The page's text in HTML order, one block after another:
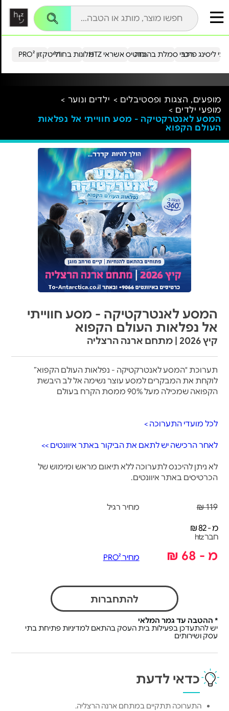
הייטקזון PRO²מלונות בחו"ל כרטיס אשראי HTZ ליסינג פרטירכבי סמלת בהנחה
מופעים, הצגות ופסטיבלים > ילדים ונוער >
מופעי ילדים >
המסע לאנטרקטיקה - מסע חווייתי אל נפלאות
העולם הקפוא
המסע לאנטרקטיקה - מסע חווייתי
אל נפלאות העולם הקפוא
קיץ 2026 | מתחם ארנה הרצליה
תערוכת "המסע לאנטרקטיקה - נפלאות העולם הקפוא”
לוקחת את המבקרים למסע עוצר נשימה אל לב היבשת
הקפואה שמכילה מעל 90% ממסת הקרח בעולם
לכל מועדי התערוכה >
לאחר הרכישה יש לתאם את הביקור באתר איוונטים >>
לא ניתן להיכנס לתערוכה ללא תיאום מראש ומימוש של
הכרטיסים באתר איוונטים.
119 ₪ מחיר רגיל
מ - 82 ₪
חבר htz
מ - 68 ₪ מחיר PRO²
להתחברות
* ההטבה עד גמר המלאי
יש להתעדכן בפעילות בית העסק בהתאם למדיניות פתיחת בתי
עסק ושירותים
כדאי לדעת
התערוכה תתקיים במתחם ארנה הרצליה.